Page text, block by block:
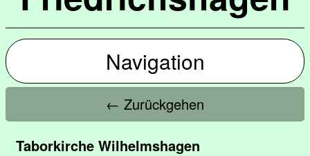
Navigation
← Zurückgehen
Taborkirche Wilhelmshagen